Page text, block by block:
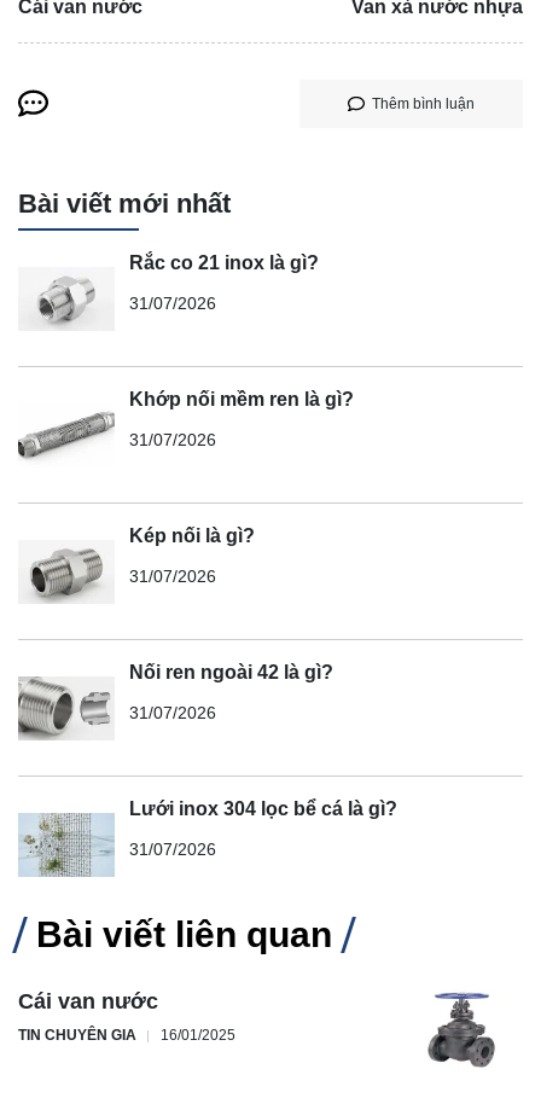
Cái van nước Van xả nước nhựa
Thêm bình luận
Bài viết mới nhất
Rắc co 21 inox là gì?
31/07/2026
Khớp nối mềm ren là gì?
31/07/2026
Kép nối là gì?
31/07/2026
Nối ren ngoài 42 là gì?
31/07/2026
Lưới inox 304 lọc bể cá là gì?
31/07/2026
Bài viết liên quan
Cái van nước
TIN CHUYÊN GIA 16/01/2025